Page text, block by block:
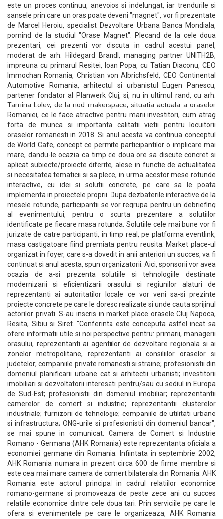
este un proces continuu, anevoios si indelungat, iar trendurile si
sansele prin care un oras poate deveni "magnet", vor fi prezentate
de Marcel Heroiu, specialist Dezvoltare Urbana Banca Mondiala,
pornind de la studiul "Orase Magnet". Plecand de la cele doua
prezentari, cei prezenti vor discuta in cadrul acestui panel,
moderat de arh. Hildegard Brandl, managing partner UNITH2B,
impreuna cu primarul Resitei, Ioan Popa, cu Tatian Diaconu, CEO
Immochan Romania, Christian von Albrichsfeld, CEO Continental
Automotive Romania, arhitectul si urbanistul Eugen Panescu,
partener fondator al Planwerk Cluj, si, nu in ultimul rand, cu arh.
Tamina Lolev, de la nod makerspace, situatia actuala a oraselor
Romaniei, ce le face atractive pentru marii investitori, cum atrag
forta de munca si importanta calitatii vietii pentru locuitorii
oraselor romanesti in 2018. Si anul acesta va continua conceptul
de World Cafe, concept ce permite participantilor o implicare mai
mare, dandu-le ocazia ca timp de doua ore sa discute concret si
aplicat subiecte/proiecte diferite, alese in functie de actualitatea
si necesitatea tematicii si sa plece, in urma acestor mese rotunde
interactive, cu idei si solutii concrete, pe care sa le poata
implementa in proiectele proprii. Dupa dezbaterile interactive de la
mesele rotunde, participantii se vor regrupa pentru un debriefing
al evenimentului, pentru o scurta prezentare a solutiilor
identificate pe fiecare masa rotunda. Solutiile cele mai bune vor fi
jurizate de catre participanti, in timp real, pe platforma eventlink,
masa castigatoare fiind premiata pentru reusita. Market place-ul
organizat in foyer, care s-a dovedit in anii anteriori un succes, va fi
continuat si anul acesta, spun organizatorii. Aici, sponsorii vor avea
ocazia de a-si prezenta solutiile si tehnologiile destinate
modernizarii si eficientizarii orasului si regiunilor alaturi de
reprezentanti ai autoritatilor locale ce vor veni sa-si prezinte
proiecte concrete pe care le doresc realizate si unde cauta sprijinul
actorilor privati. S-au inscris in market place orasele Cluj Napoca,
Resita, Sibiu si Siret. "Conferinta este conceputa astfel incat sa
ofere informatii utile si noi perspective pentru: primarii, managerii
orasului, reprezentanti ai agentiilor de dezvoltare regionala si ai
zonelor metropolitane, reprezentanti ai consiliilor oraselor si
judetelor; companiile private romanesti si straine; profesionistii din
domeniul planificarii urbane cat si arhitectii urbanisti; investitorii
imobiliari si dezvoltatorii interesati pentru/sau cu sediul in Europa
de Sud-Est; profesionistii din domeniul imobiliar; reprezentantii
camerelor de comert si industrie; reprezentantii clusterelor
industriale; furnizorii de tehnologie; companiile de utilitati urbane
si infrastructura; ONG-urile si profesionistii din domeniul bancar",
se mai spune in comunicat. Camera de Comert si Industrie
Romano - Germana (AHK Romania) este reprezentanta oficiala a
economiei germane din Romania. Infiintata in septembrie 2002,
AHK Romania numara in prezent circa 600 de firme membre si
este cea mai mare camera de comert bilaterala din Romania. AHK
Romania este actorul principal in cadrul relatiilor economice
romano-germane si promoveaza de peste zece ani cu succes
relatiile economice dintre cele doua tari. Prin serviciile pe care le
ofera si evenimentele pe care le organizeaza, AHK Romania